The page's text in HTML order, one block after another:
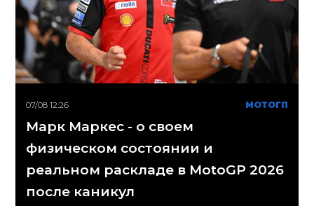
07/08 12:26 МОТОГП
Марк Маркес - о своем
физическом состоянии и
реальном раскладе в MotoGP 2026
после каникул